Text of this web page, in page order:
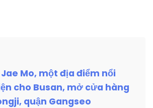
Jae Mo, một địa điểm nổi
cho Busan, mở cửa hàng
quận Gangseo